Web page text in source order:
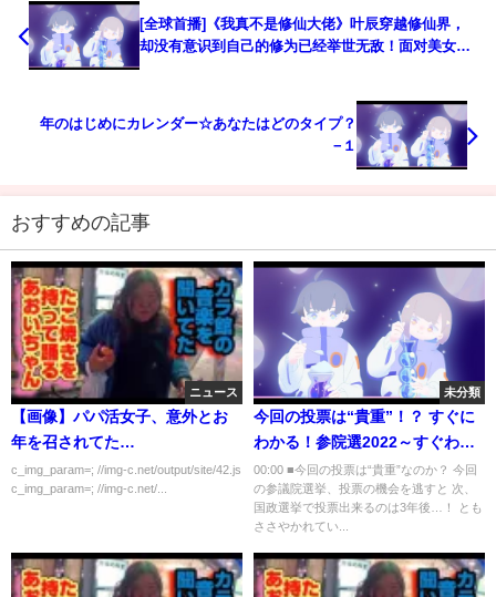
[全球首播]《我真不是修仙大佬》叶辰穿越修仙界，
却没有意识到自己的修为已经举世无敌！面对美女的
年のはじめにカレンダー☆あなたはどのタイプ？
−１
おすすめの記事
ニュース
【画像】パパ活女子、意外とお
年を召されてた…
c_img_param=; //img-c.net/output/site/42.js
c_img_param=; //img-c.net/...
未分類
今回の投票は“貴重”！？ すぐに
わかる！参院選2022～すぐわか
～(2022年7月6日)
00:00 ■今回の投票は“貴重”なのか？ 今回
の参議院選挙、投票の機会を逃すと 次、
国政選挙で投票出来るのは3年後…！ とも
ささやかれてい...